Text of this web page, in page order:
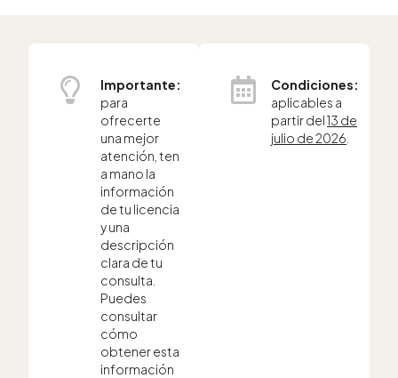
Importante:
para
ofrecerte
una mejor
atención, ten
a mano la
información
de tu licencia
y una
descripción
clara de tu
consulta.
Puedes
consultar
cómo
obtener esta
información
Condiciones:
aplicables a
partir del13 de
julio de 2026